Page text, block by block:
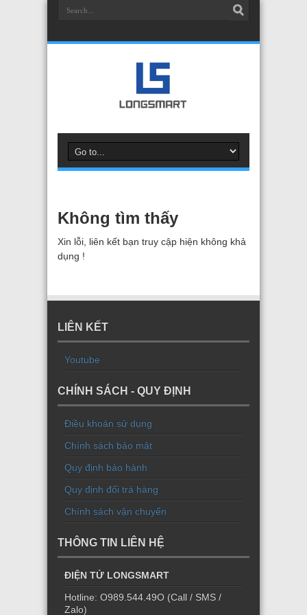
Không tìm thấy
Xin lỗi, liên kết bạn truy cập hiện không khả
dụng !
LIÊN KẾT
Youtube
CHÍNH SÁCH - QUY ĐỊNH
Điều khoản sử dụng
Chính sách bảo mật
Quy định bảo hành
Quy định đổi trả hàng
Chính sách vận chuyển
THÔNG TIN LIÊN HỆ
ĐIỆN TỬ LONGSMART
Hotline: O989.544.49O (Call / SMS /
Zalo)